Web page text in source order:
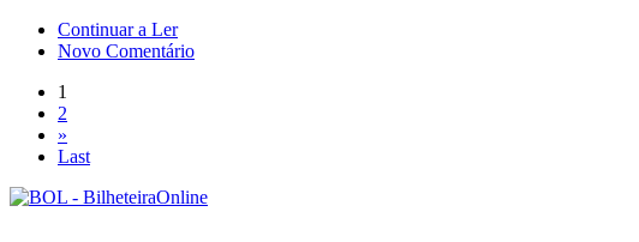
Continuar a Ler
Novo Comentário
1
2
»
Last